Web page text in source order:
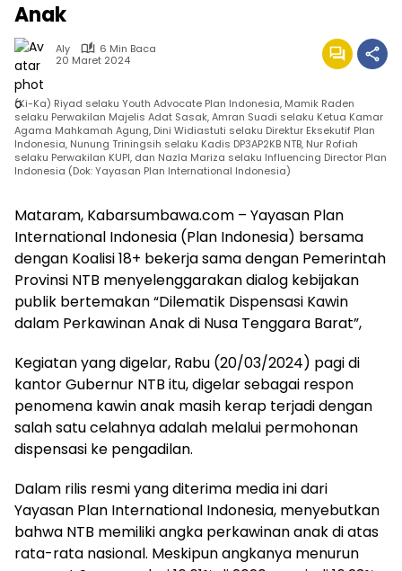
Anak
Aly
6 Min Baca
20 Maret 2024
(Ki-Ka) Riyad selaku Youth Advocate Plan Indonesia, Mamik Raden
selaku Perwakilan Majelis Adat Sasak, Amran Suadi selaku Ketua Kamar
Agama Mahkamah Agung, Dini Widiastuti selaku Direktur Eksekutif Plan
Indonesia, Nunung Triningsih selaku Kadis DP3AP2KB NTB, Nur Rofiah
selaku Perwakilan KUPI, dan Nazla Mariza selaku Influencing Director Plan
Indonesia (Dok: Yayasan Plan International Indonesia)
Mataram, Kabarsumbawa.com – Yayasan Plan
International Indonesia (Plan Indonesia) bersama
dengan Koalisi 18+ bekerja sama dengan Pemerintah
Provinsi NTB menyelenggarakan dialog kebijakan
publik bertemakan “Dilematik Dispensasi Kawin
dalam Perkawinan Anak di Nusa Tenggara Barat”,
Kegiatan yang digelar, Rabu (20/03/2024) pagi di
kantor Gubernur NTB itu, digelar sebagai respon
penomena kawin anak masih kerap terjadi dengan
salah satu celahnya adalah melalui permohonan
dispensasi ke pengadilan.
Dalam rilis resmi yang diterima media ini dari
Yayasan Plan International Indonesia, menyebutkan
bahwa NTB memiliki angka perkawinan anak di atas
rata-rata nasional. Meskipun angkanya menurun